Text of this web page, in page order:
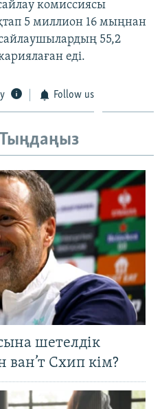
комиссиясы
5 миллион 16 мыңнан
55,2
еді.
Follow us
шетелдік
ван’т Схип кім?